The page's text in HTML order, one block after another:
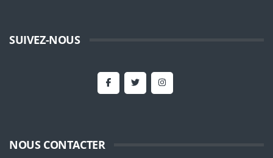
SUIVEZ-NOUS
NOUS CONTACTER